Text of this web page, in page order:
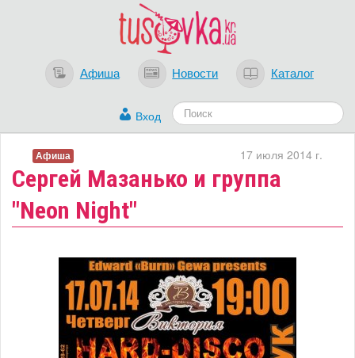
Афиша Новости Каталог
Вход
Сергей Мазанько и группа
"Neon Night"
17 июля 2014 г.
Афиша